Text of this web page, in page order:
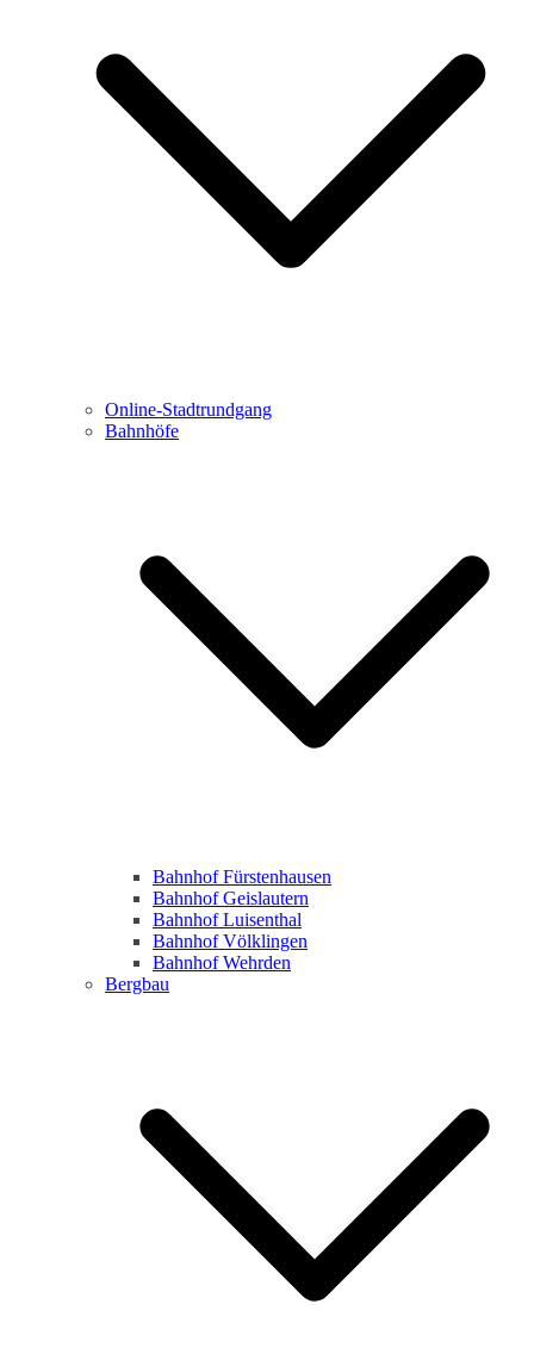
Online-Stadtrundgang
Bahnhöfe
Bahnhof Fürstenhausen
Bahnhof Geislautern
Bahnhof Luisenthal
Bahnhof Völklingen
Bahnhof Wehrden
Bergbau